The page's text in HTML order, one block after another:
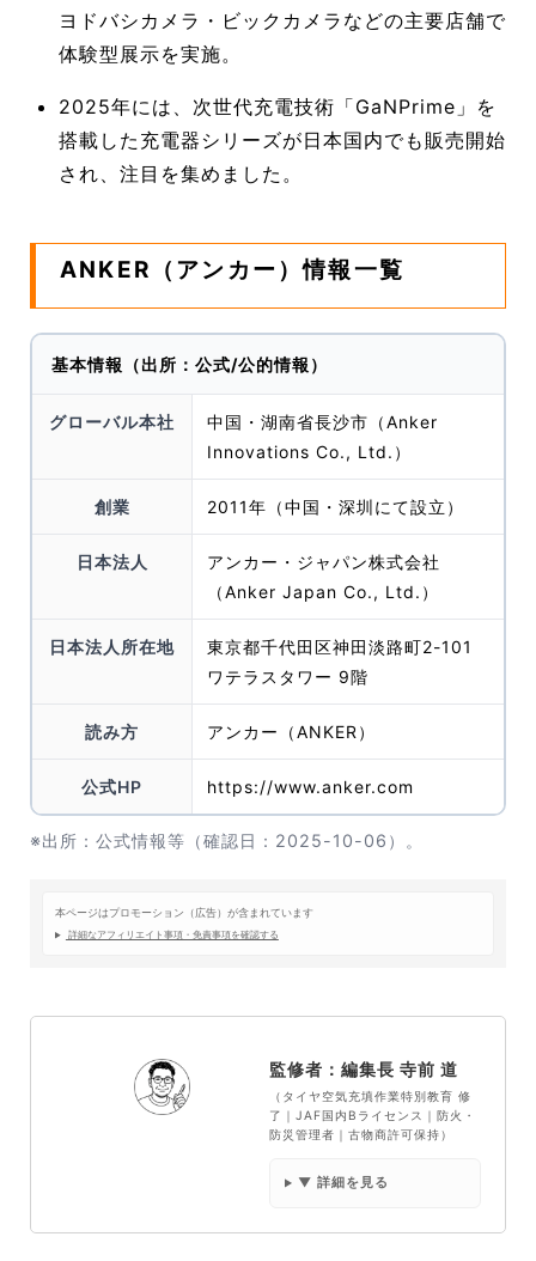
ヨドバシカメラ・ビックカメラなどの主要店舗で
体験型展示を実施。
2025年には、次世代充電技術「GaNPrime」を
搭載した充電器シリーズが日本国内でも販売開始
され、注目を集めました。
ANKER（アンカー）情報一覧
基本情報（出所：公式/公的情報）
グローバル本社
中国・湖南省長沙市（Anker
Innovations Co., Ltd.）
創業 2011年（中国・深圳にて設立）
日本法人
アンカー・ジャパン株式会社
（Anker Japan Co., Ltd.）
日本法人所在地
東京都千代田区神田淡路町2-101
ワテラスタワー 9階
読み方 アンカー（ANKER）
公式HP https://www.anker.com
※出所：公式情報等（確認日：2025-10-06）。
本ページはプロモーション（広告）が含まれています
詳細なアフィリエイト事項・免責事項を確認する
監修者：編集長 寺前 道
（タイヤ空気充填作業特別教育 修
了｜JAF国内Bライセンス｜防火・
防災管理者｜古物商許可保持）
▼ 詳細を見る